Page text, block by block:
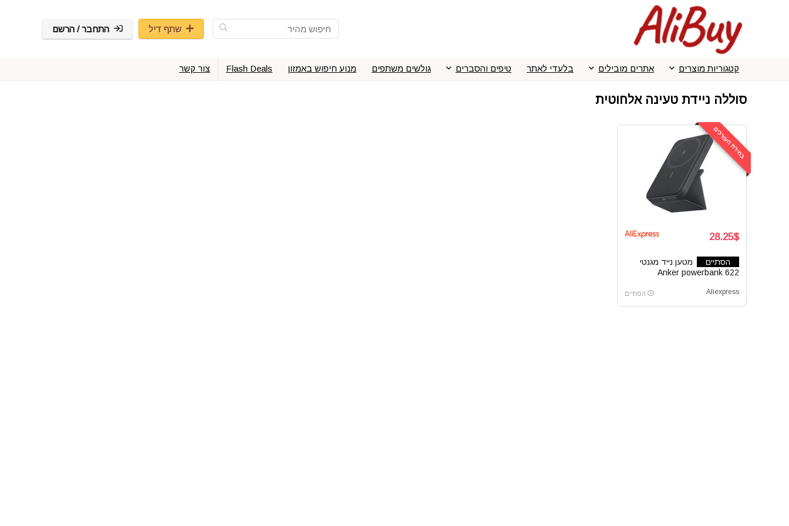
שתף דיל התחבר / הרשם
קטגוריות מוצרים אתרים מובילים בלעדי לאתר טיפים והסברים גולשים משתפים מנוע חיפוש באמזון Flash Deals צור קשר
סוללה ניידת טעינה אלחוטית
בחירת העורכים
28.25$
הסתיים
מטען נייד מגנטי
Anker powerbank 622
Aliexpress הסתיים